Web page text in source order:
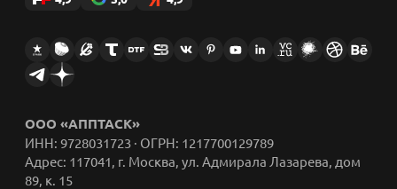
ООО «АППТАСК»
ИНН: 9728031723 · ОГРН: 1217700129789
Адрес: 117041, г. Москва, ул. Адмирала Лазарева, дом
89, к. 15